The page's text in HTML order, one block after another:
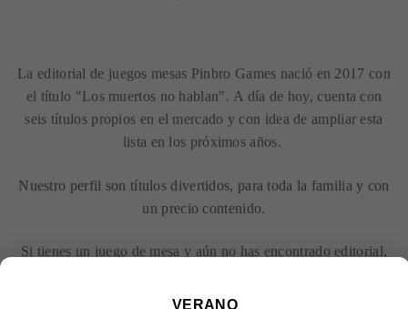
La editorial de juegos mesas Pinbro Games nació en 2017 con
el título "Los muertos no hablan". A día de hoy, cuenta con
seis títulos propios en el mercado y con idea de ampliar esta
lista en los próximos años.
Nuestro perfil son títulos divertidos, para toda la familia y con
un precio contenido.
Si tienes un juego de mesa y aún no has encontrado editorial,
VERANO